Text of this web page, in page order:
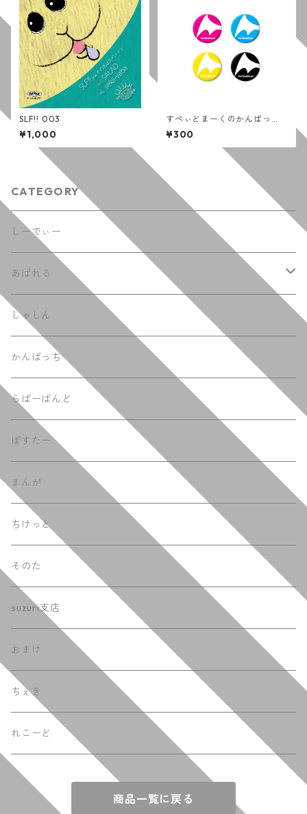
SLF!! 003
¥1,000
すぺぃどまーくのかんばっ
じ （かたかな）
¥300
CATEGORY
しーでぃー
あぱれる
てぃーしゃつ
ふーでぃー
しゃしん
かんばっち
らばーばんど
ぽすたー
まんが
ちけっと
そのた
suzuri支店
おまけ
ちぇき
れこーど
商品一覧に戻る